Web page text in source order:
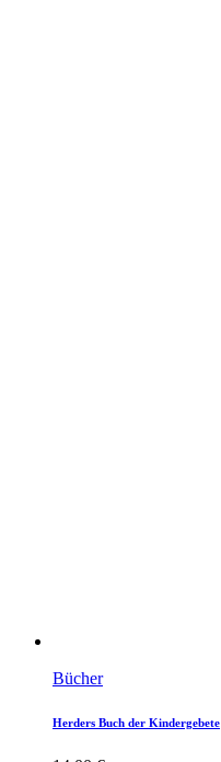
Bücher
Herders Buch der Kindergebete